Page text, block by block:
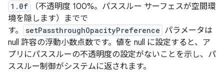
1.0f
（不透明度 100%。パススルー サーフェスが空間環
境を隠します）までで
す。
setPassthroughOpacityPreference パラメータは
null 許容の浮動小数点数です。値を null に設定すると、ア
プリにパススルーの不透明度の設定がないことを示し、パ
ススルー制御がシステムに返されます。